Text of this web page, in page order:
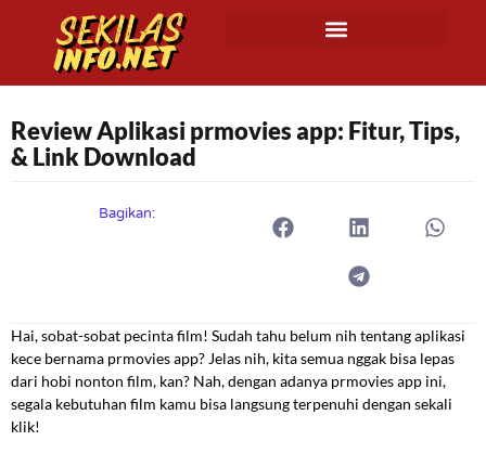
Review Aplikasi prmovies app: Fitur, Tips,
& Link Download
Bagikan:
Hai, sobat-sobat pecinta film! Sudah tahu belum nih tentang aplikasi
kece bernama prmovies app? Jelas nih, kita semua nggak bisa lepas
dari hobi nonton film, kan? Nah, dengan adanya prmovies app ini,
segala kebutuhan film kamu bisa langsung terpenuhi dengan sekali
klik!